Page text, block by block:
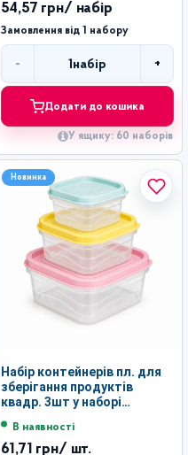
54,57 грн/ набір
Замовлення від 1 набору
-
Кількість
1 набір +
Додати до кошика
У ящику: 60 наборів
Новинка
Набір контейнерів пл. для
зберігання продуктів
квадр. 3шт у наборі
3 (72)
В наявності
61,71 грн/ шт.